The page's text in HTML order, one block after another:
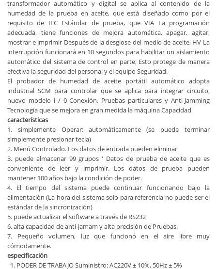
transformador automático y digital se aplica al contenido de la
humedad de la prueba en aceite, que está diseñado como por el
requisito de IEC Estándar de prueba, que VIA La programación
adecuada, tiene funciones de mejora automática, apagar, agitar,
mostrar e imprimir Después de la desglose del medio de aceite, HV La
interrupción funcionará en 10 segundos para habilitar un aislamiento
automático del sistema de control en parte; Esto protege de manera
efectiva la seguridad del personal y el equipo Seguridad.
El probador de humedad de aceite portátil automático adopta
industrial SCM para controlar que se aplica para integrar circuito,
nuevo modelo i / 0 Conexión, Pruebas particulares y Anti-Jamming
Tecnología que se mejora en gran medida la máquina Capacidad
características
1. simplemente Operar: automáticamente (se puede terminar
simplemente presionar tecla)
2. Menú Controlado. Los datos de entrada pueden eliminar
3. puede almacenar 99 grupos ' Datos de prueba de aceite que es
conveniente de leer y imprimir. Los datos de prueba pueden
mantener 100 años bajo la condición de poder.
4. El tiempo del sistema puede continuar funcionando bajo la
alimentación (La hora del sistema solo para referencia no puede ser el
estándar de la sincronización)
5. puede actualizar el software a través de RS232
6. alta capacidad de anti-jamam y alta precisión de Pruebas.
7. Pequeño volumen, luz que funcionó en el aire libre muy
cómodamente.
especificación
1. PODER DE TRABAJO Suministro: AC220V ± 10%, 50Hz ± 5%